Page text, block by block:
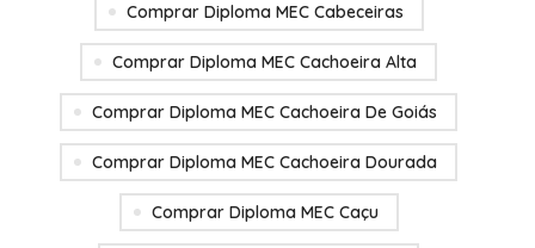
Comprar Diploma MEC Cabeceiras
Comprar Diploma MEC Cachoeira Alta
Comprar Diploma MEC Cachoeira De Goiás
Comprar Diploma MEC Cachoeira Dourada
Comprar Diploma MEC Caçu